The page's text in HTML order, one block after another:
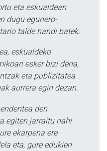
eta eskualdean
dugu egunero-
talde handi batek.
eskualdeko
esker bizi dena,
eta publizitatea
aurrera egin dezan.
den
egiten jarraitu nahi
ekarpena ere
eta, gure edukien